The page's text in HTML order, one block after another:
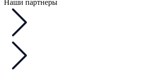
Наши партнеры